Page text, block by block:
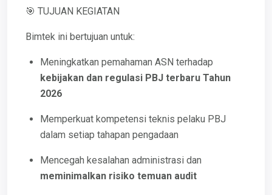
🎯 TUJUAN KEGIATAN
Bimtek ini bertujuan untuk:
Meningkatkan pemahaman ASN terhadap
kebijakan dan regulasi PBJ terbaru Tahun
2026
Memperkuat kompetensi teknis pelaku PBJ
dalam setiap tahapan pengadaan
Mencegah kesalahan administrasi dan
meminimalkan risiko temuan audit